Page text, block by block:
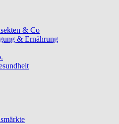
& Co
& Ernährung